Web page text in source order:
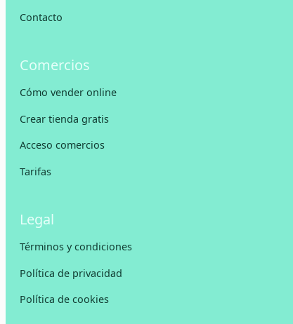
Contacto
Comercios
Cómo vender online
Crear tienda gratis
Acceso comercios
Tarifas
Legal
Términos y condiciones
Política de privacidad
Política de cookies